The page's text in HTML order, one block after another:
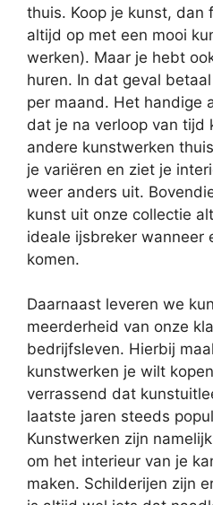
thuis. Koop je kunst, dan
altijd op met een mooi
werken). Maar je hebt
huren. In dat geval
per maand. Het handige
dat je na verloop van tijd
andere kunstwerken
je variëren en ziet je
weer anders uit.
kunst uit onze collectie
ideale ijsbreker wanneer
komen.
Daarnaast leveren we
meerderheid van onze
bedrijfsleven. Hierbij
kunstwerken je wilt
verrassend dat
laatste jaren steeds
Kunstwerken zijn
om het interieur van je
maken. Schilderijen zijn